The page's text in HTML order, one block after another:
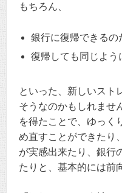
もちろん、
銀行に復帰できるの
復帰しても同じよう
といった、新しいスト
そうなのかもしれませ
を得たことで、ゆっく
め直すことができたり
が実感出来たり、銀行
たりと、基本的には前